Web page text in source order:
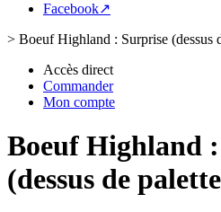
Facebook↗
> Boeuf Highland : Surprise (dessus
Accès direct
Commander
Mon compte
Boeuf Highland
(dessus de